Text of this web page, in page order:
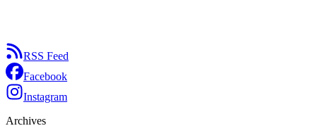
RSS Feed
Facebook
Instagram
Archives